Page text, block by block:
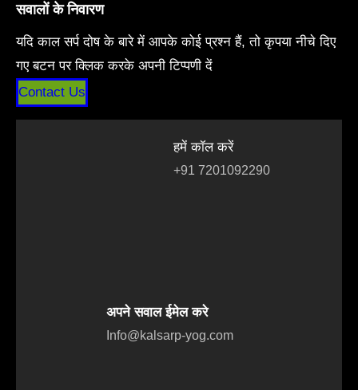
सवालों के निवारण
यदि काल सर्प दोष के बारे में आपके कोई प्रश्न हैं, तो कृपया नीचे दिए
गए बटन पर क्लिक करके अपनी टिप्पणी दें
Contact Us
हमें कॉल करें
+91 7201092290
अपने सवाल ईमेल करे
Info@kalsarp-yog.com